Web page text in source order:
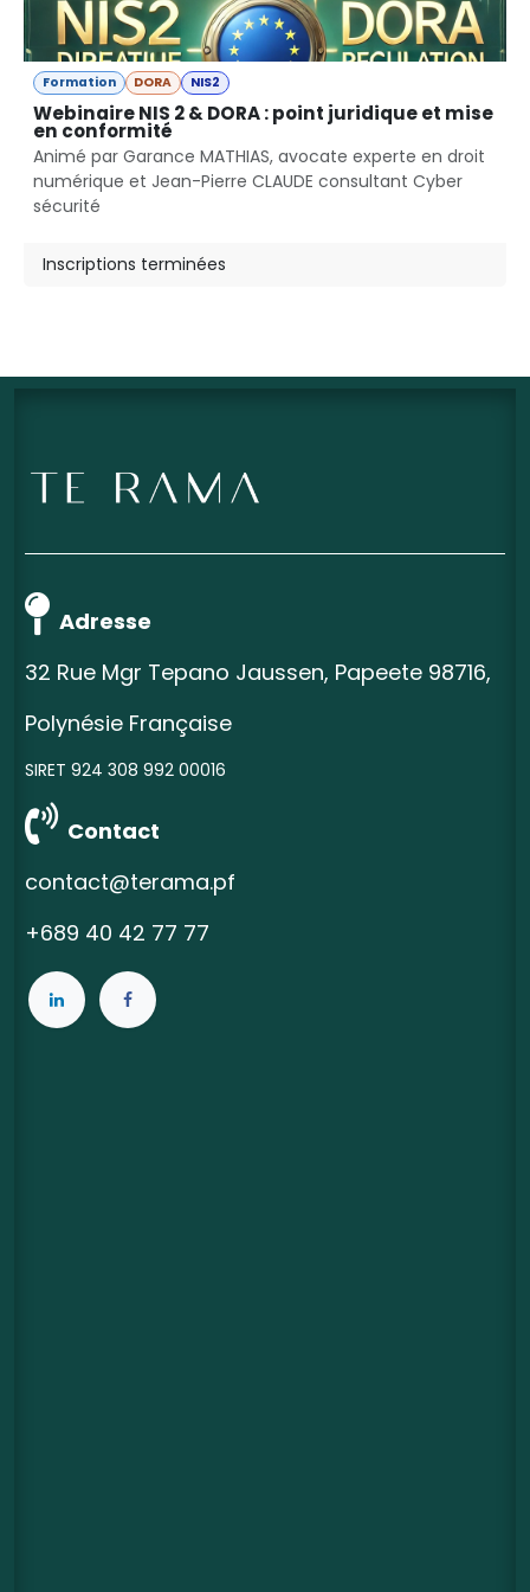
Formation DORA NIS2
Webinaire NIS 2 & DORA : point juridique et mise
en conformité
Animé par Garance MATHIAS, avocate experte en droit
numérique et Jean-Pierre CLAUDE consultant Cyber
sécurité
Inscriptions terminées
Adresse
32 Rue Mgr Tepano Jaussen, Papeete 98716,
Polynésie Française
SIRET 924 308 992 00016
Contact
contact@terama.pf
+689 40 42 77 77